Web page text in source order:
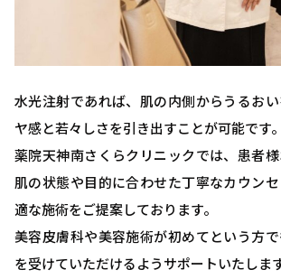
水光注射であれば、肌の内側からうるお
ヤ感と若々しさを引き出すことが可能です。
薬院天神南さくらクリニックでは、患者
肌の状態や目的に合わせた丁寧なカウン
適な施術をご提案しております。
美容皮膚科や美容施術が初めてという方
を受けていただけるようサポートいたします